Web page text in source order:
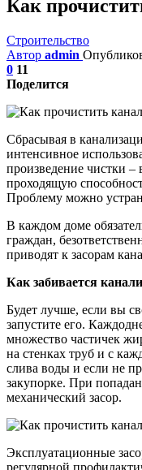
Как
Строительство
Автор admin
0 11
Поделится
Сбрасывая в
интенсивное
произведение чистки –
проходящую
Проблему можно
В каждом доме
граждан,
приводят к засорам
Как забивается
Будет лучше, если вы
запустите его.
множество частичек
на стенках труб и с
слива воды и если не
закупорке. При
механический засор.
Эксплуатационные
регулярной